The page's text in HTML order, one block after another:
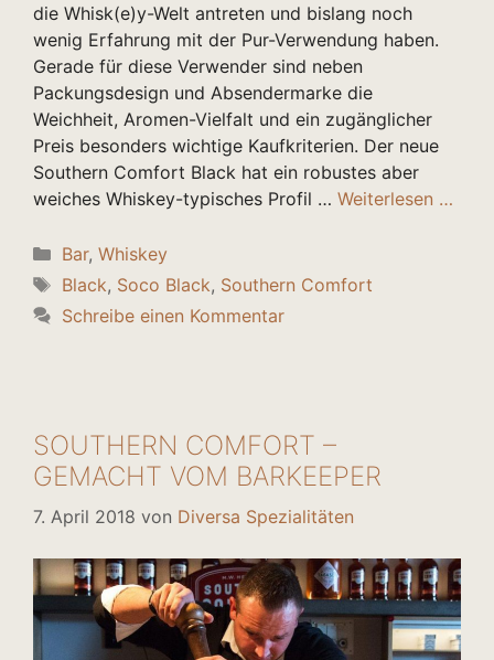
die Whisk(e)y-Welt antreten und bislang noch
wenig Erfahrung mit der Pur-Verwendung haben.
Gerade für diese Verwender sind neben
Packungsdesign und Absendermarke die
Weichheit, Aromen-Vielfalt und ein zugänglicher
Preis besonders wichtige Kaufkriterien. Der neue
Southern Comfort Black hat ein robustes aber
weiches Whiskey-typisches Profil … Weiterlesen …
Kategorien
Bar, Whiskey
Schlagwörter
Black, Soco Black, Southern Comfort
Schreibe einen Kommentar
SOUTHERN COMFORT –
GEMACHT VOM BARKEEPER
7. April 2018 von Diversa Spezialitäten